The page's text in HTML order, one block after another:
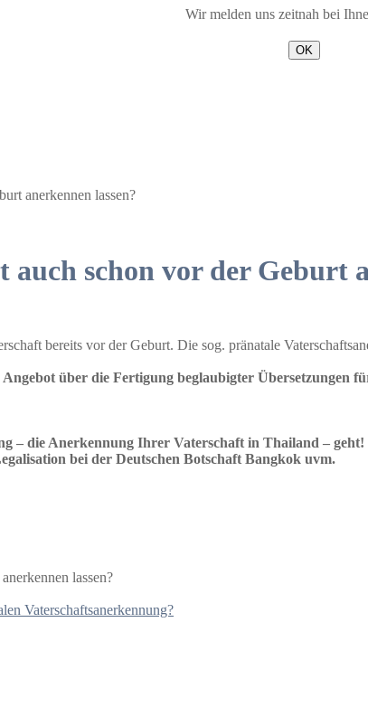
Wir melden uns zeitnah bei
OK
anerkennen lassen?
schon vor der Geburt
bereits vor der Geburt. Die sog. pränatale
Angebot über die Fertigung beglaubigter Übersetzungen
– die Anerkennung Ihrer Vaterschaft in Thailand – geht!
bei der Deutschen Botschaft Bangkok uvm.
lassen?
Vaterschaftsanerkennung?